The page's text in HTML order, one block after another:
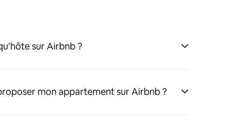
sur Airbnb ?
mon appartement sur Airbnb ?